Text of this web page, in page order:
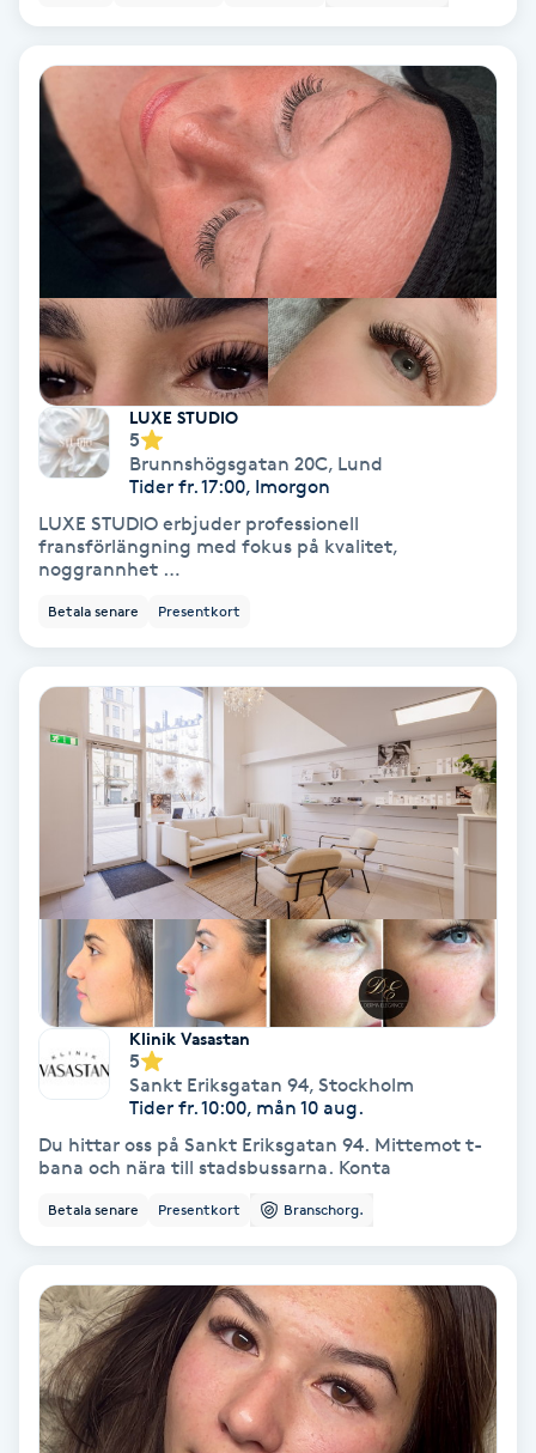
IPL hårborttagning
IR-massage
Japansk massage
K18
Katun fransar
Kemisk peeling
Keratinbehandling
Kiropraktik
Klangmassage
Klippning
Klippning & Slingor
Klippning ungdom
Koppningsmassage
Kroppspeeling
Käkledsbehandling
LUXE STUDIO
5
Brunnshögsgatan 20C, Lund
Tider fr. 17:00, Imorgon
LUXE STUDIO erbjuder professionell
fransförlängning med fokus på kvalitet,
noggrannhet …
Betala senare Presentkort
Klinik Vasastan
5
Sankt Eriksgatan 94, Stockholm
Tider fr. 10:00, mån 10 aug.
Du hittar oss på Sankt Eriksgatan 94. Mittemot t-
bana och nära till stadsbussarna. Konta
Betala senare Presentkort Branschorg.